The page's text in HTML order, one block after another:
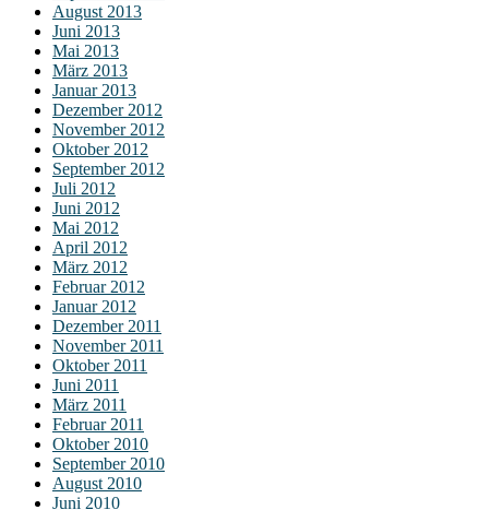
August 2013
Juni 2013
Mai 2013
März 2013
Januar 2013
Dezember 2012
November 2012
Oktober 2012
September 2012
Juli 2012
Juni 2012
Mai 2012
April 2012
März 2012
Februar 2012
Januar 2012
Dezember 2011
November 2011
Oktober 2011
Juni 2011
März 2011
Februar 2011
Oktober 2010
September 2010
August 2010
Juni 2010